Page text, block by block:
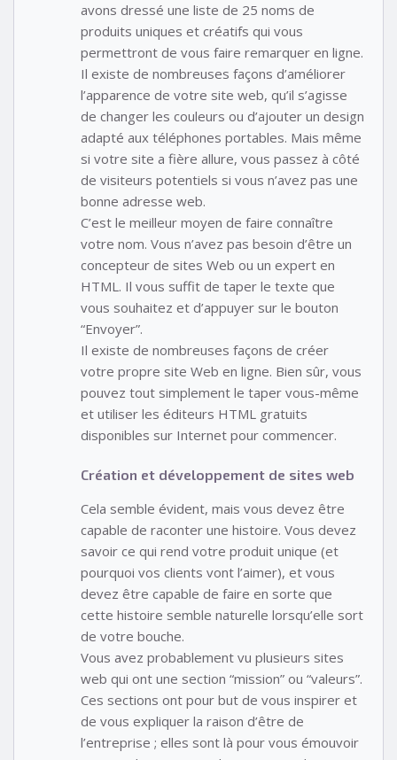
avons dressé une liste de 25 noms de
produits uniques et créatifs qui vous
permettront de vous faire remarquer en ligne.
Il existe de nombreuses façons d’améliorer
l’apparence de votre site web, qu’il s’agisse
de changer les couleurs ou d’ajouter un design
adapté aux téléphones portables. Mais même
si votre site a fière allure, vous passez à côté
de visiteurs potentiels si vous n’avez pas une
bonne adresse web.
C’est le meilleur moyen de faire connaître
votre nom. Vous n’avez pas besoin d’être un
concepteur de sites Web ou un expert en
HTML. Il vous suffit de taper le texte que
vous souhaitez et d’appuyer sur le bouton
“Envoyer”.
Il existe de nombreuses façons de créer
votre propre site Web en ligne. Bien sûr, vous
pouvez tout simplement le taper vous-même
et utiliser les éditeurs HTML gratuits
disponibles sur Internet pour commencer.
Création et développement de sites web
Cela semble évident, mais vous devez être
capable de raconter une histoire. Vous devez
savoir ce qui rend votre produit unique (et
pourquoi vos clients vont l’aimer), et vous
devez être capable de faire en sorte que
cette histoire semble naturelle lorsqu’elle sort
de votre bouche.
Vous avez probablement vu plusieurs sites
web qui ont une section “mission” ou “valeurs”.
Ces sections ont pour but de vous inspirer et
de vous expliquer la raison d’être de
l’entreprise ; elles sont là pour vous émouvoir